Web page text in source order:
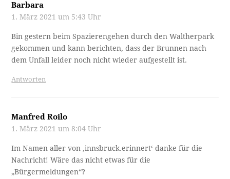
Barbara
1. März 2021 um 5:43 Uhr
Bin gestern beim Spazierengehen durch den Waltherpark
gekommen und kann berichten, dass der Brunnen nach
dem Unfall leider noch nicht wieder aufgestellt ist.
Antworten
Manfred Roilo
1. März 2021 um 8:04 Uhr
Im Namen aller von ‚innsbruck.erinnert‘ danke für die
Nachricht! Wäre das nicht etwas für die
„Bürgermeldungen“?